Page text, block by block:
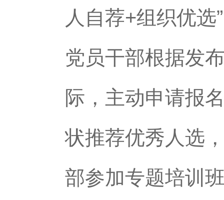
人自荐+组织优
党员干部根据发
际，主动申请报
状推荐优秀人选
部参加专题培训